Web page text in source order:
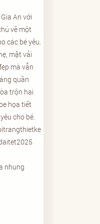
An với
về một
các bé yêu.
mặt vải
mà vẫn
quần
trộn hai
họa tiết
cho bé.
nhung